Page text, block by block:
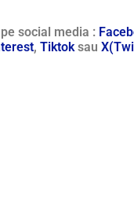
social media :
, Tiktok sau